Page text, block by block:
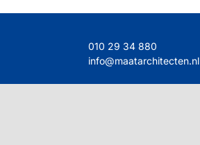
010 29 34 880
info@maatarchitecten.nl